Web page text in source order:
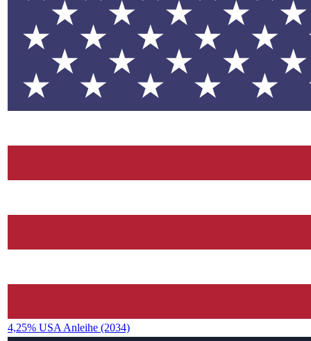
4,25% USA Anleihe (2034)